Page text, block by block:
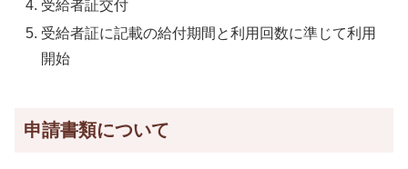
受給者証交付
受給者証に記載の給付期間と利用回数に準じて利用
開始
申請書類について